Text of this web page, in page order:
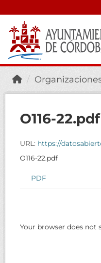
O116-22.pdf
URL: https://
O116-22.pdf
PDF
Your browser does not